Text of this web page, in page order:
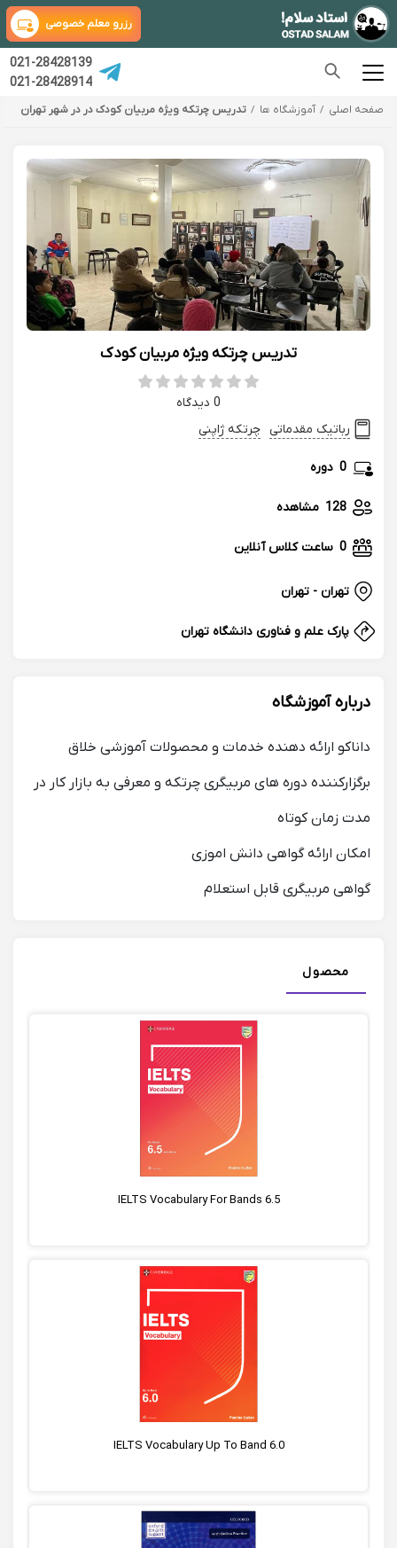
رزرو معلم خصوصی
021-28428139
021-28428914
صفحه اصلی آموزشگاه ها تدریس چرتکه ویژه مربیان کودک در در شهر تهران
تدریس چرتکه ویژه مربیان کودک
0 دیدگاه
رباتیک مقدماتی چرتکه ژاپنی
0 دوره
128 مشاهده
0 ساعت کلاس آنلاین
تهران - تهران
پارک علم و فناوری دانشگاه تهران
درباره آموزشگاه
داناکو ارائه دهنده خدمات و محصولات آموزشی خلاق
برگزارکننده دوره های مربیگری چرتکه و معرفی به بازار کار در
مدت زمان کوتاه
امکان ارائه گواهی دانش اموزی
گواهی مربیگری قابل استعلام
محصول
IELTS Vocabulary For Bands 6.5
IELTS Vocabulary Up To Band 6.0